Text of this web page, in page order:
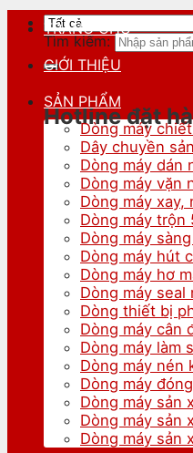
Tìm kiếm:
Hotline đặt
TRANG CHỦ
GIỚI THIỆU
SẢN PHẨM
Dòng máy
Dây chuyền
Dòng máy dán
Dòng máy vặn
Dòng máy xay,
Dòng máy trộn
Dòng máy
Dòng máy hút
Dòng máy hơ
Dòng máy seal
Dòng thiết bị
Dòng máy cân
Dòng máy làm
Dòng máy nén
Dòng máy
Dòng máy sản
Dòng máy sản
Dòng máy sản